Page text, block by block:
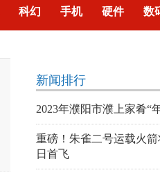
科幻 手机 硬件 数
新闻排行
2023年濮阳市濮上家肴“
重磅！朱雀二号运载火箭
日首飞